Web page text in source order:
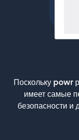
Поскольку powr
имеет самые
безопасности и